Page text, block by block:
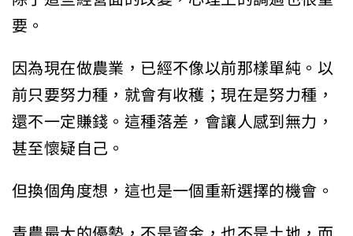
要。
因為現在做農業，已經不像以前那樣單純。以
前只要努力種，就會有收穫；現在是努力種，
還不一定賺錢。這種落差，會讓人感到無力，
甚至懷疑自己。
但換個角度想，這也是一個重新選擇的機會。